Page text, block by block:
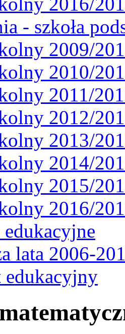
- szkoła
2009/
2010/
2011/
2012/
2013/
2014/
2015/
2016/
edukacyjne
lata 2006-
edukacyjny